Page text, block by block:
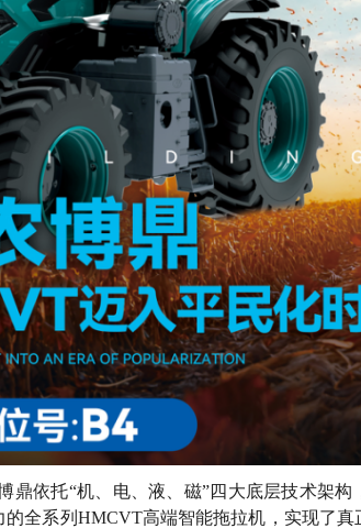
鼎依托“机、电、液、磁”四大底层技术架构
的全系列HMCVT高端智能拖拉机，实现了